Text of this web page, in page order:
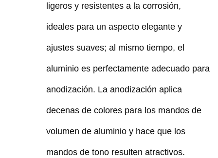
ligeros y resistentes a la corrosión,
ideales para un aspecto elegante y
ajustes suaves; al mismo tiempo, el
aluminio es perfectamente adecuado para
anodización. La anodización aplica
decenas de colores para los mandos de
volumen de aluminio y hace que los
mandos de tono resulten atractivos.